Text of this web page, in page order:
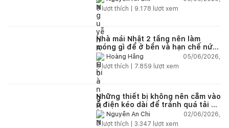
5lượt thích | 9.178 lượt xem
Nhà mái Nhật 2 tầng nên làm
móng gì để ở bền và hạn chế nứt
lún?Hoàng Hằng
05/06/2026,
5lượt thích | 7.859 lượt xem
Những thiết bị không nên cắm vào
ổ điện kéo dài để tránh quá tải và
chập cháy trong nhà
Nguyễn An Chi
02/06/2026,
9lượt thích | 3.347 lượt xem